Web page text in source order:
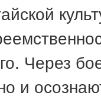
Через
и